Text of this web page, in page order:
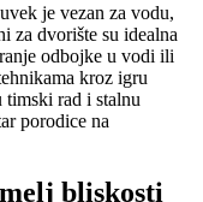
je vezan za vodu,
za dvorište su idealna
odbojke u vodi ili
kroz igru
rad i stalnu
porodice na
bliskosti